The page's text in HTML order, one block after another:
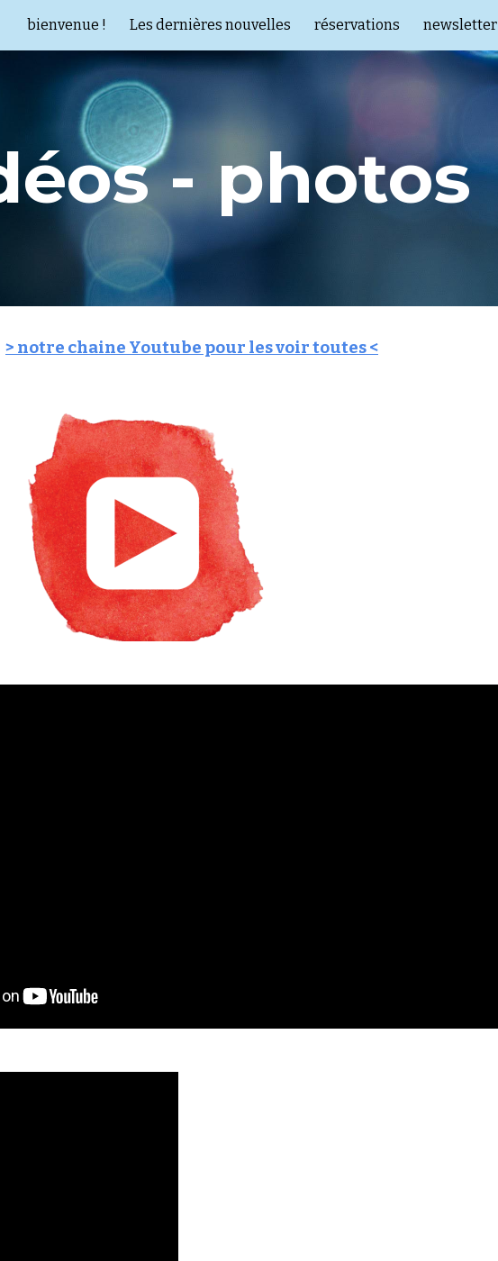
to main content Skip to navigation
bienvenue ! Les dernières nouvelles réservations newsletter
- photos
> notre chaine Youtube pour les voir toutes <